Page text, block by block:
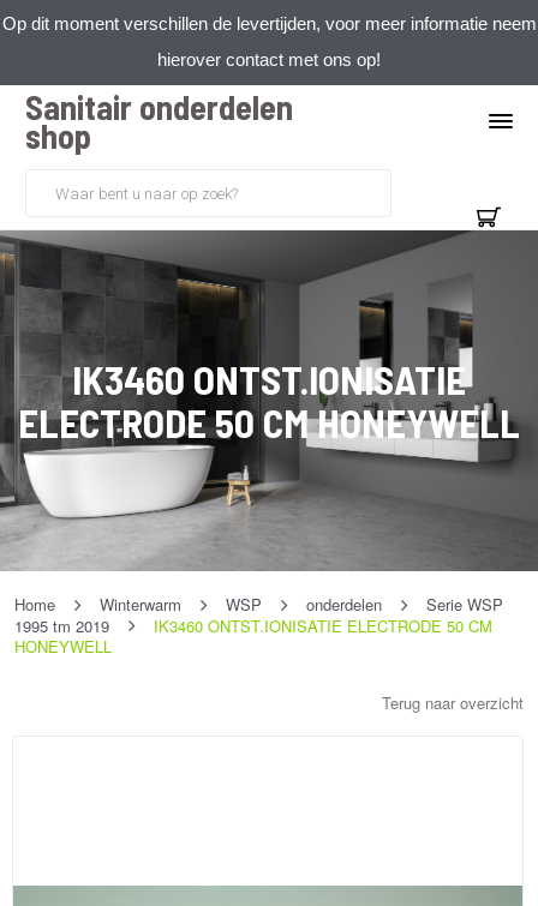
Op dit moment verschillen de levertijden, voor meer informatie neem
hierover contact met ons op!
Sanitair onderdelen
shop
IK3460 ONTST.IONISATIE
ELECTRODE 50 CM HONEYWELL
Home Winterwarm WSP onderdelen
Serie WSP
1995 tm 2019
IK3460 ONTST.IONISATIE ELECTRODE 50 CM
HONEYWELL
Terug naar overzicht